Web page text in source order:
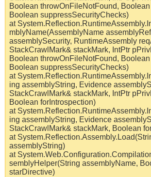
Boolean throwOnFileNotFound,
Boolean suppressSecurityChecks)
at
mblyName(AssemblyName
assemblySecurity, RuntimeAssembly
StackCrawlMark& stackMark, IntPtr
Boolean throwOnFileNotFound,
Boolean suppressSecurityChecks)
at
ing assemblyString, Evidence
StackCrawlMark& stackMark, IntPtr
Boolean forIntrospection)
at
ing assemblyString, Evidence
StackCrawlMark& stackMark, Boolean
at
assemblyString)
at
semblyHelper(String assemblyName,
starDirective)